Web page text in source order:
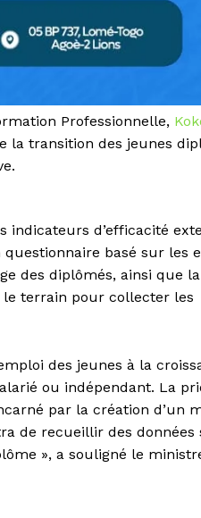
Professionnelle,
la transition des jeunes
indicateurs d’efficacité
questionnaire basé sur les
des diplômés, ainsi que la
le terrain pour collecter les
des jeunes à la
ou indépendant. La
par la création d’un
de recueillir des données
», a souligné le